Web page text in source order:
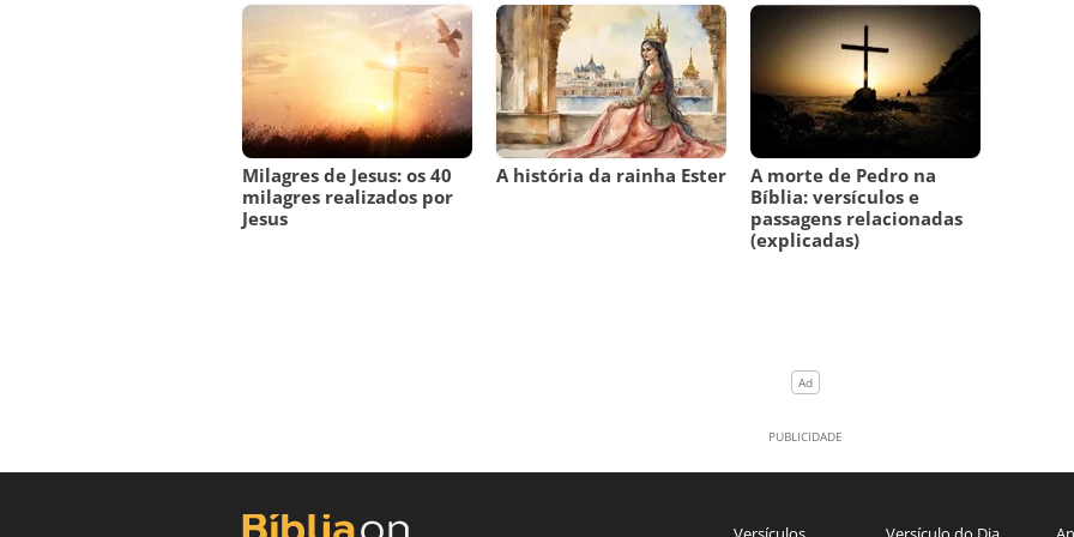
Milagres de Jesus: os 40
milagres realizados por
Jesus
A história da rainha Ester
A morte de Pedro na
Bíblia: versículos e
passagens relacionadas
(explicadas)